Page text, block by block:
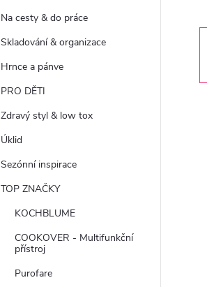
Na cesty & do práce
Skladování & organizace
Hrnce a pánve
PRO DĚTI
Zdravý styl & low tox
Úklid
Sezónní inspirace
TOP ZNAČKY
KOCHBLUME
COOKOVER - Multifunkční
přístroj
Purofare